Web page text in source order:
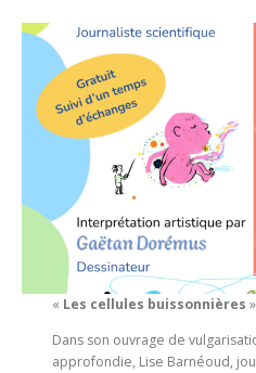
« Les cellules buissonnières
Dans son ouvrage de
approfondie, Lise Barnéoud,